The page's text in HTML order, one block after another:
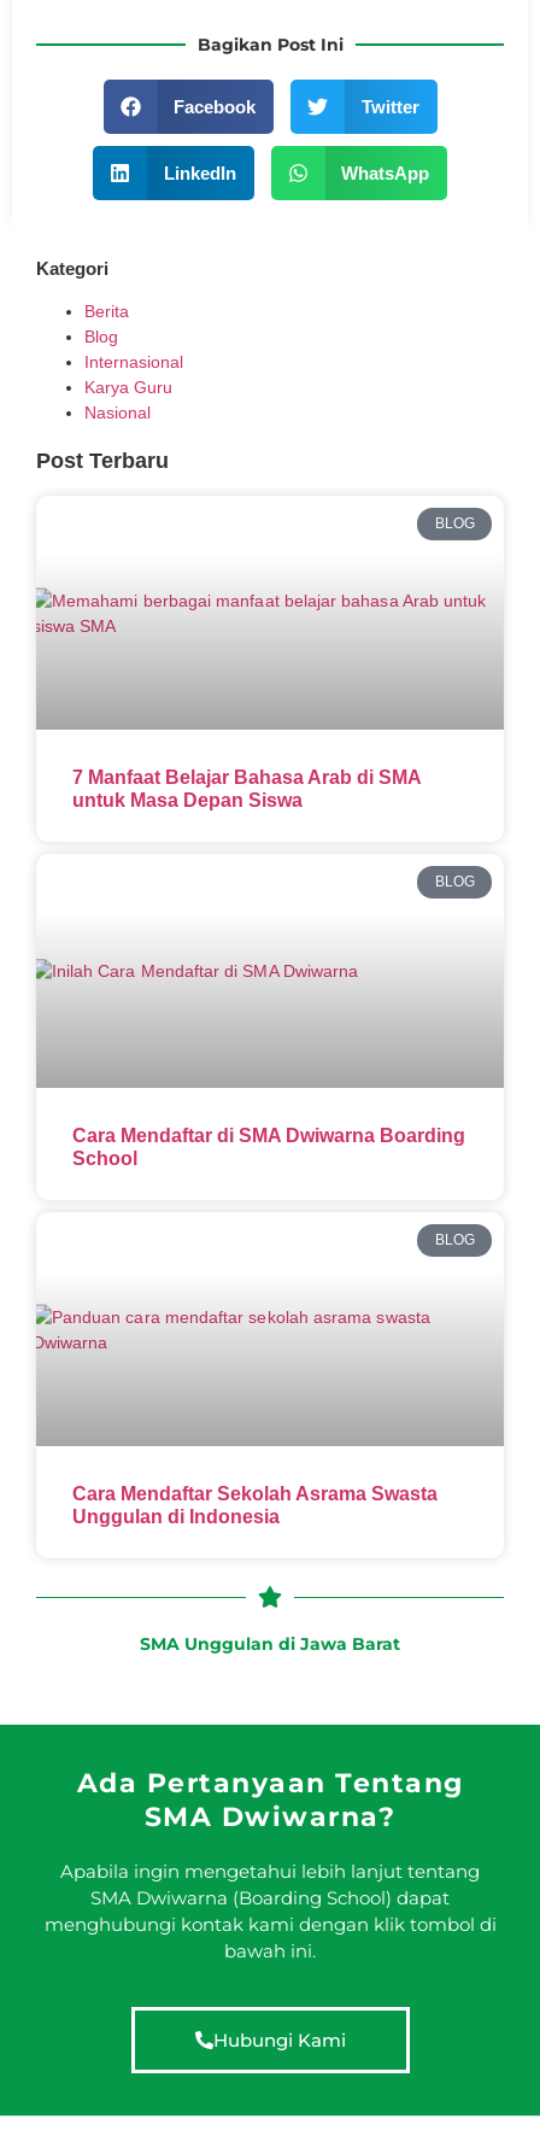
Bagikan Post Ini
Facebook Twitter
LinkedIn WhatsApp
Kategori
Berita
Blog
Internasional
Karya Guru
Nasional
Post Terbaru
BLOG
7 Manfaat Belajar Bahasa Arab di SMA
untuk Masa Depan Siswa
BLOG
Cara Mendaftar di SMA Dwiwarna Boarding
School
BLOG
Cara Mendaftar Sekolah Asrama Swasta
Unggulan di Indonesia
SMA Unggulan di Jawa Barat
Ada Pertanyaan Tentang
SMA Dwiwarna?
Apabila ingin mengetahui lebih lanjut tentang
SMA Dwiwarna (Boarding School) dapat
menghubungi kontak kami dengan klik tombol di
bawah ini.
Hubungi Kami